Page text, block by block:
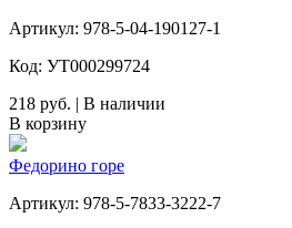
Артикул: 978-5-04-190127-1
Код: УТ000299724
218 руб. | В наличии
В корзину
Федорино горе
Артикул: 978-5-7833-3222-7